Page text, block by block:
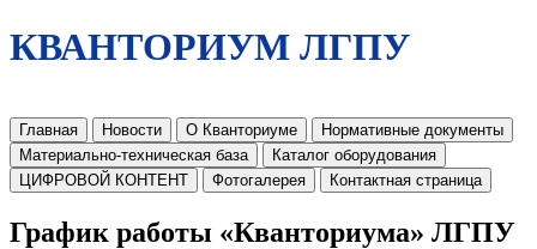
КВАНТОРИУМ ЛГПУ
Главная Новости О Кванториуме
Нормативные документы
Материально-техническая база
Каталог оборудования
ЦИФРОВОЙ КОНТЕНТ
Фотогалерея Контактная страница
График работы «Кванториума» ЛГПУ